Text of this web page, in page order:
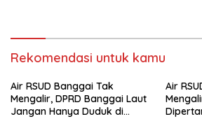
Rekomendasi untuk kamu
Air RSUD Banggai Tak
Mengalir, DPRD Banggai Laut
Jangan Hanya Duduk di
Air